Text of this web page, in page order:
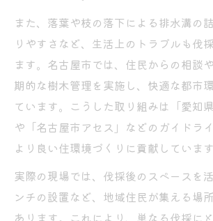
また、落葉や枝の落下による排水溝の
りやすさなど、生活上のトラブルも伐
ます。名古屋市では、住民からの相談
期的な樹木管理を実施し、快適な都市
ています。こうした取り組みは「愛知
や「名古屋市アセス」などのガイドラ
より良い住環境づくりに貢献しています
実際の現場では、伐採後のスペースを
ンチの設置など、地域住民が集える場
あります。これにより、単なる伐採に